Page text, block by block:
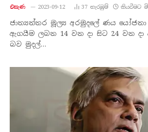
එසැණ 2023-09-12 37 නැරඹු​ම් කියවීමට
ජාත්‍යන්තර මූල්‍ය අරමුදලේ ණය යෝජනා
ඇගයීම ලබන 14 වන දා සිට 24 වන දා
බව මුදල්…